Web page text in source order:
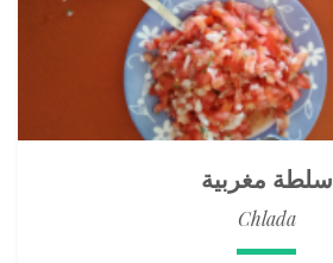
سلطة مغربية
Chlada